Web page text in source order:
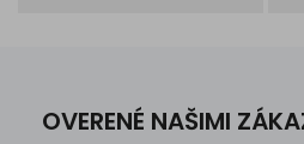
OVERENÉ NAŠIMI